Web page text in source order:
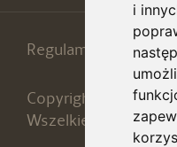
i
Regulamin
Copyright 2026 ©
Wszelkie prawa